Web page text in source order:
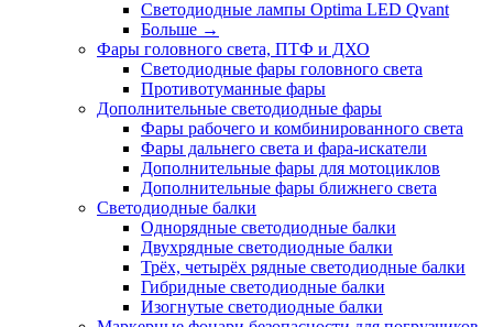
Светодиодные лампы Optima LED Qvant
Больше →
Фары головного света, ПТФ и ДХО
Светодиодные фары головного света
Противотуманные фары
Дополнительные светодиодные фары
Фары рабочего и комбинированного света
Фары дальнего света и фара-искатели
Дополнительные фары для мотоциклов
Дополнительные фары ближнего света
Светодиодные балки
Однорядные светодиодные балки
Двухрядные светодиодные балки
Трёх, четырёх рядные светодиодные балки
Гибридные светодиодные балки
Изогнутые светодиодные балки